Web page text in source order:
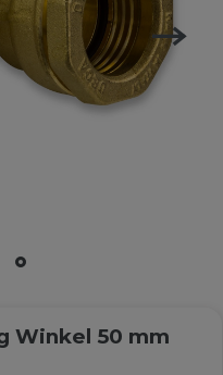
Winkel 50 mm